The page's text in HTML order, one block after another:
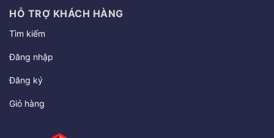
HỖ TRỢ KHÁCH HÀNG
Tìm kiếm
Đăng nhập
Đăng ký
Giỏ hàng